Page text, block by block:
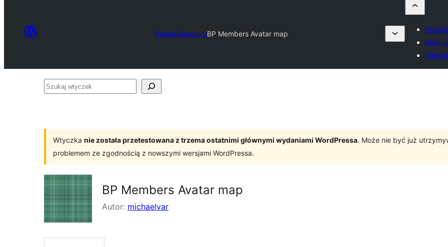
Plugin DirectoryBP Members Avatar map
Moje
Szukaj
Wtyczka nie została przetestowana z trzema ostatnimi głównymi wydaniami WordPressa. Może nie być już
problemem ze zgodnością z nowszymi wersjami WordPressa.
BP Members Avatar map
Autor: michaelvar